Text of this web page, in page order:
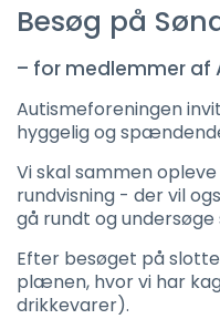
Besøg på
– for medlemmer af
Autismeforeningen
hyggelig og
Vi skal sammen
rundvisning - der vil
gå rundt og
Efter besøget på
plænen, hvor vi har
drikkevarer).